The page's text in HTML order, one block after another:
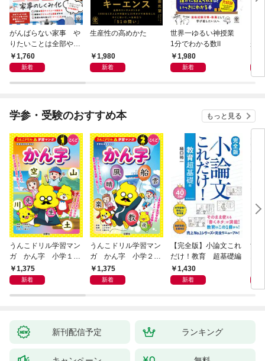
がんばらない家事 や
りたいことは全部や
る！ラクして整う「ご
きげん」ルール
1,760
新着
生産性の高めかた
1,980
新着
世界一ゆるい神授業
1分でわかる数Ⅱ
1,980
新着
が
学参・受験のおすすめ本 もっと見る
うんこドリル学習マン
ガ かん字 小学１年
生 こくご
1,375
新着
うんこドリル学習マン
ガ かん字 小学２年
生 こくご
1,375
新着
【完全版】小論文これ
だけ！教育 超基礎編
1,430
新着
世
新刊配信予定 ランキング